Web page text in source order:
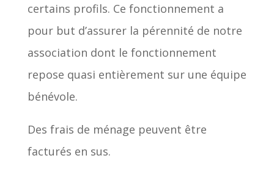
certains profils. Ce fonctionnement a
pour but d’assurer la pérennité de notre
association dont le fonctionnement
repose quasi entièrement sur une équipe
bénévole.
Des frais de ménage peuvent être
facturés en sus.